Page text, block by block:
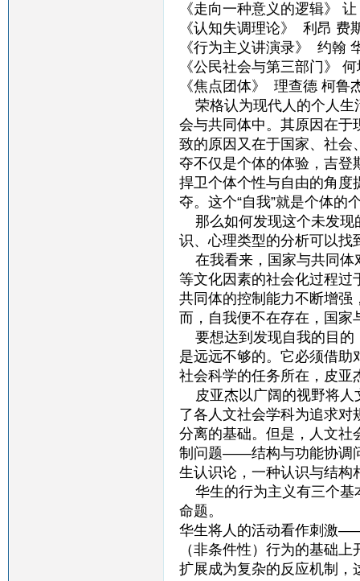
《走向一种意义的逻辑》
《认知失调理论》 利昂 费
《行为主义讲演录》 约翰
《公民社会与第三部门》
《焦点团体》 理查德 柯鲁
荣格认为现代人的个人生
会与共同体中。其原因在于
致的原因又在于国家、社会
夺不仅是个体的体验，吉登
捍卫个体个性与自由的角度
夺。这个“自我”就是个体的
那么如何发现这个未发现
识、心理类型的分析可以找
在我看来，国家与共同体
等文化因素的社会化过程过
共同体的控制能力不断增强
而，自我便不在存在，国家
要想达到发现自我的目的
是远远不够的。它必须借
社会科学的任务所在，皮亚
皮亚杰以广阔的视野将人
了各人文社会学科为追求对
分离的基础。但是，人文社
制问题——结构与功能协调
生认识论，一种认识与结构
华生的行为主义有三个基
命题。
华生将人的活动看作刺激
（非条件性）行为的基础
扩展成为复杂的反应机制，